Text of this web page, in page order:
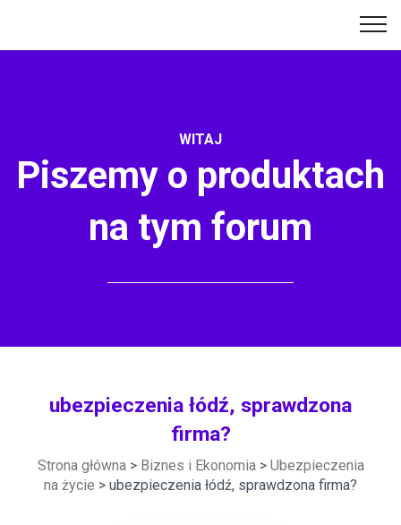
WITAJ
Piszemy o produktach
na tym forum
ubezpieczenia łódź, sprawdzona
firma?
Strona główna> Biznes i Ekonomia> Ubezpieczenia
na życie > ubezpieczenia łódź, sprawdzona firma?